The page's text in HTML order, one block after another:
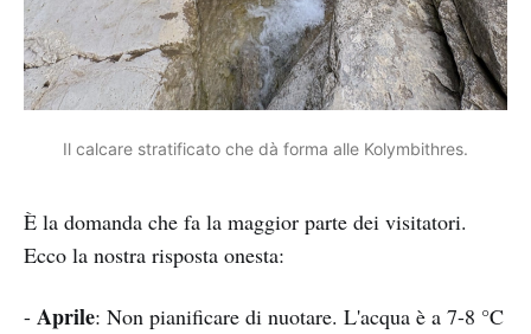
Il calcare stratificato che dà forma alle Kolymbithres.
È la domanda che fa la maggior parte dei visitatori.
Ecco la nostra risposta onesta:
- Aprile: Non pianificare di nuotare. L'acqua è a 7-8 °C